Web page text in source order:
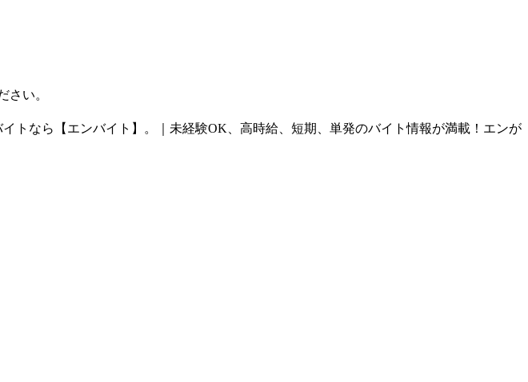
さい。
トなら【エンバイト】。｜未経験OK、高時給、短期、単発のバイト情報が満載！エンが